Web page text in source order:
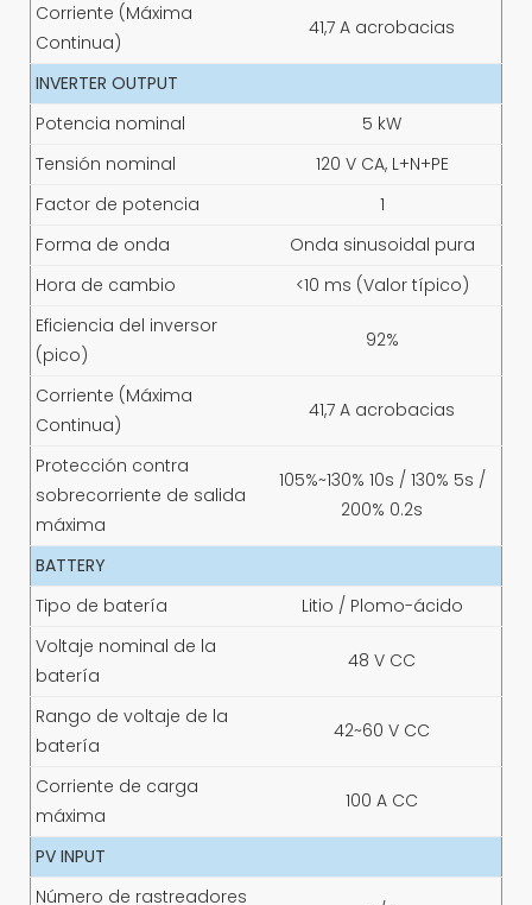
Corriente (Máxima
Continua)
41,7 A acrobacias
INVERTER OUTPUT
Potencia nominal
5 kW
Tensión nominal
120 V CA, L+N+PE
Factor de potencia
1
Forma de onda
Onda sinusoidal pura
Hora de cambio
<10 ms (Valor típico)
Eficiencia del inversor
(pico)
92%
Corriente (Máxima
Continua)
41,7 A acrobacias
Protección contra
sobrecorriente de salida
máxima
105%~130% 10s / 130% 5s /
200% 0.2s
BATTERY
Tipo de batería
Litio / Plomo-ácido
Voltaje nominal de la
batería
48 V CC
Rango de voltaje de la
batería
42~60 V CC
Corriente de carga
máxima
100 A CC
PV INPUT
Número de rastreadores